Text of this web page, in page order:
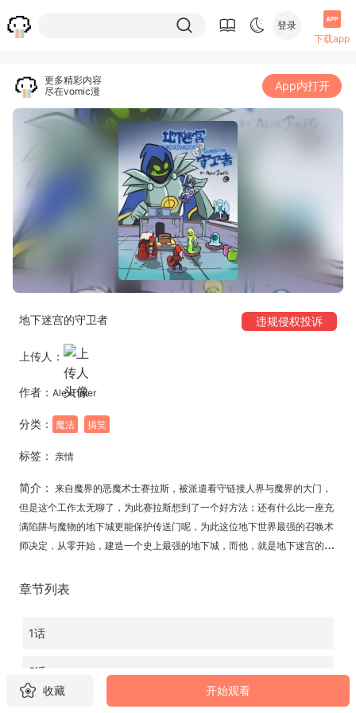
登录
下载app
更多精彩内容
尽在vomic漫
App内打开
地下迷宫的守卫者 违规侵权投诉
上传人：
作者： AlexTinier
分类： 魔法 搞笑
标签： 亲情
简介： 来自魔界的恶魔术士赛拉斯，被派遣看守链接人界与魔界的大门，
但是这个工作太无聊了，为此赛拉斯想到了一个好方法；还有什么比一座充
满陷阱与魔物的地下城更能保护传送门呢，为此这位地下世界最强的召唤术
师决定，从零开始，建造一个史上最强的地下城，而他，就是地下迷宫的守
章节列表
1话
2话
收藏 开始观看